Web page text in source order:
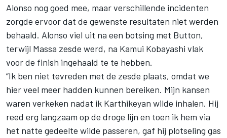
Alonso nog goed mee, maar verschillende incidenten
zorgde ervoor dat de gewenste resultaten niet werden
behaald. Alonso viel uit na een botsing met Button,
terwijl Massa zesde werd, na Kamui Kobayashi vlak
voor de finish ingehaald te te hebben.
“Ik ben niet tevreden met de zesde plaats, omdat we
hier veel meer hadden kunnen bereiken. Mijn kansen
waren verkeken nadat ik Karthikeyan wilde inhalen. Hij
reed erg langzaam op de droge lijn en toen ik hem via
het natte gedeelte wilde passeren, gaf hij plotseling gas